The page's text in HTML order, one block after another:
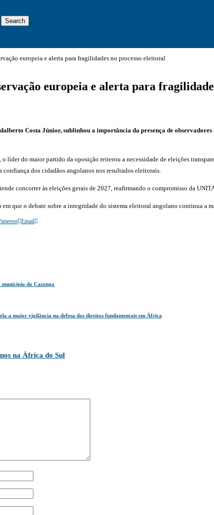
Search
europeia e alerta para fragilidades no processo eleitoral
europeia e alerta para
Costa Júnior, sublinhou a importância da presença de
o líder do maior partido da oposição reiterou a necessidade de eleições
confiança dos cidadãos angolanos nos resultados eleitorais.
concorrer às eleições gerais de 2027, reafirmando o compromisso da
em que o debate sobre a integridade do sistema eleitoral angolano continua a
Email
município do Cazenga
a maior vigilância na defesa dos direitos fundamentais em África
na África do Sul